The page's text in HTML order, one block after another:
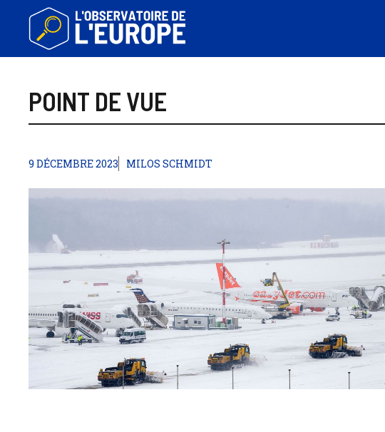
contenu
POINT DE VUE
9 DÉCEMBRE 2023 MILOS SCHMIDT